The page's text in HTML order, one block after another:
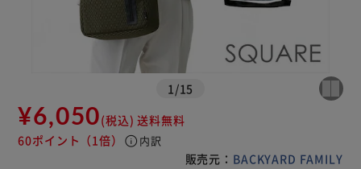
1 /15
¥6,050(税込) 送料無料
60ポイント （1倍） info 内訳
販売元： BACKYARD FAMILY